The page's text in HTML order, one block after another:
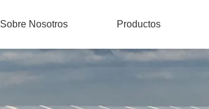
Sobre Nosotros Productos